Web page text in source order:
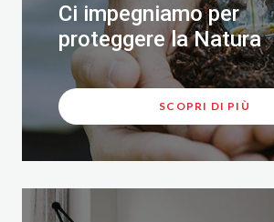
Ci impegniamo per
proteggere la Natura
SCOPRI DI PIÙ